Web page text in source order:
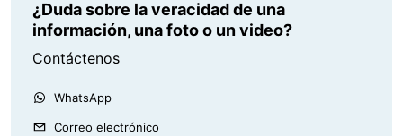
¿Duda sobre la veracidad de una
información, una foto o un video?
Contáctenos
WhatsApp
Correo electrónico